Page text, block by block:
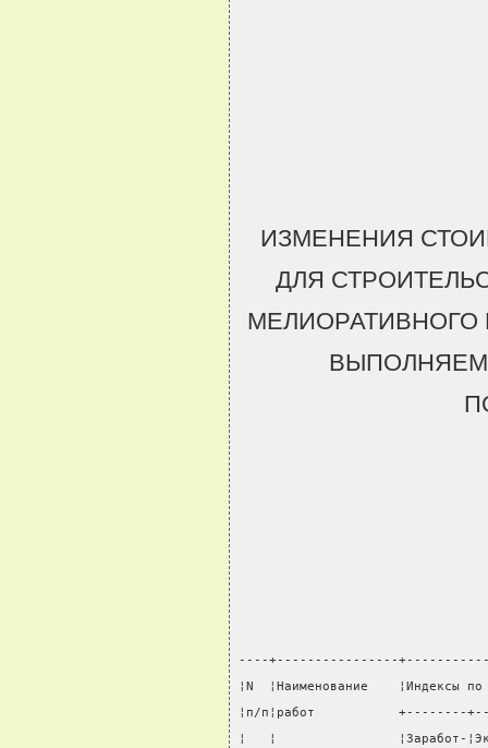
ИЗМЕНЕНИЯ
ДЛЯ
МЕЛИОРАТИВНОГО
----+----------------
¦N  ¦Наименование
¦п/п¦работ           +--------
¦   ¦                ¦Заработ-